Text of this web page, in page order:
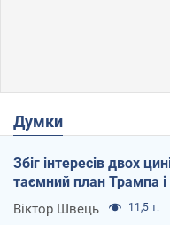
Думки
Збіг інтересів двох
таємний план Трампа і
Віктор Швець 11,5 т.